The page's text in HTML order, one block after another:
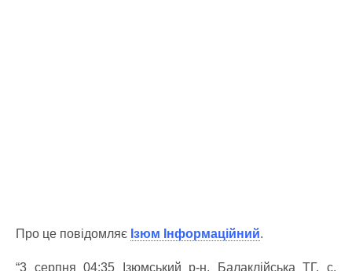
Про це повiдомляє Ізюм Інформаційний.
“3 серпня 04:35 Ізюмський р-н, Балаклійська ТГ, с.